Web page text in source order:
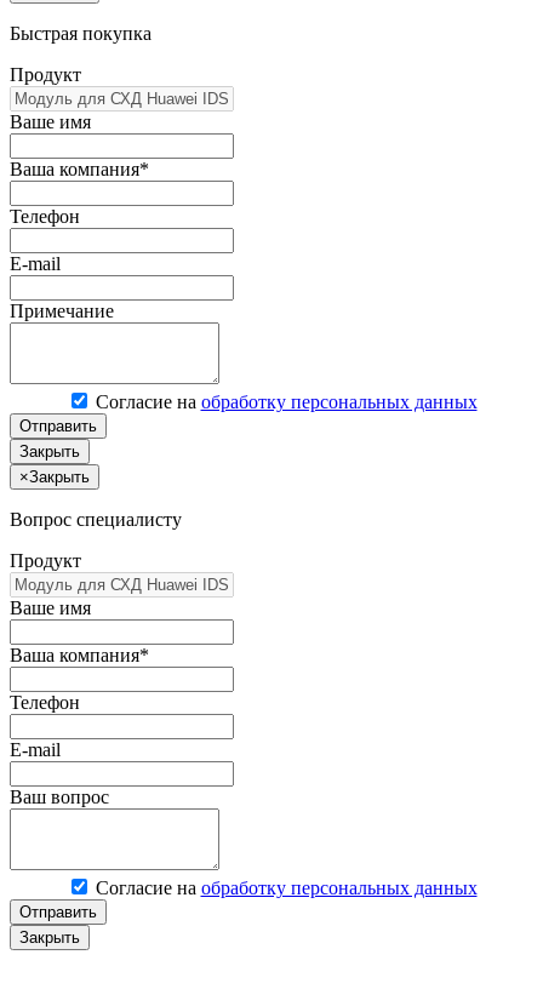
Быстрая покупка
Продукт
Ваше имя
Ваша компания*
Телефон
E-mail
Примечание
Согласие на обработку персональных данных
Отправить
Закрыть
×Закрыть
Вопрос специалисту
Продукт
Ваше имя
Ваша компания*
Телефон
E-mail
Ваш вопрос
Согласие на обработку персональных данных
Отправить
Закрыть